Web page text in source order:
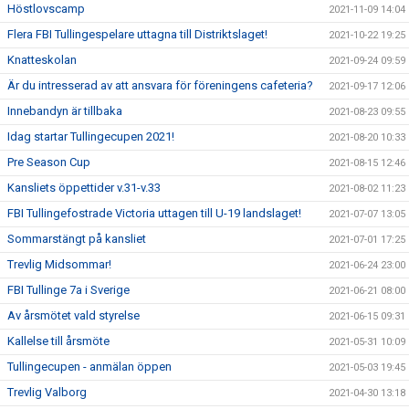
Höstlovscamp 2021-11-09 14:04
Flera FBI Tullingespelare uttagna till Distriktslaget! 2021-10-22 19:25
Knatteskolan 2021-09-24 09:59
Är du intresserad av att ansvara för föreningens cafeteria? 2021-09-17 12:06
Innebandyn är tillbaka 2021-08-23 09:55
Idag startar Tullingecupen 2021! 2021-08-20 10:33
Pre Season Cup 2021-08-15 12:46
Kansliets öppettider v.31-v.33 2021-08-02 11:23
FBI Tullingefostrade Victoria uttagen till U-19 landslaget! 2021-07-07 13:05
Sommarstängt på kansliet 2021-07-01 17:25
Trevlig Midsommar! 2021-06-24 23:00
FBI Tullinge 7a i Sverige 2021-06-21 08:00
Av årsmötet vald styrelse 2021-06-15 09:31
Kallelse till årsmöte 2021-05-31 10:09
Tullingecupen - anmälan öppen 2021-05-03 19:45
Trevlig Valborg 2021-04-30 13:18